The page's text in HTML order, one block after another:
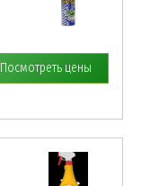
Посмотреть цены